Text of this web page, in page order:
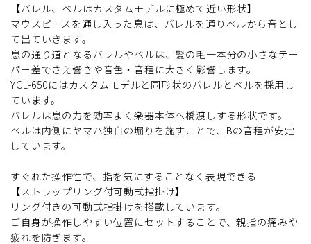
【バレル、ベルはカスタムモデルに極めて近い形状】
マウスピースを通し入った息は、バレルを通りベルから音とし
て出ていきます。
息の通り道となるバレルやベルは、髪の毛一本分の小さなテー
パー差でさえ響きや音色・音程に大きく影響します。
YCL-650にはカスタムモデルと同形状のバレルとベルを採用し
ています。
バレルは息の力を効率よく楽器本体へ橋渡しする形状です。
ベルは内側にヤマハ独自の堀りを施すことで、Bの音程が安定
しています。
すぐれた操作性で、指を気にすることなく表現できる
【ストラップリング付可動式指掛け】
リング付きの可動式指掛けを搭載しています。
ご自身が操作しやすい位置にセットすることで、親指の痛みや
疲れを防ぎます。